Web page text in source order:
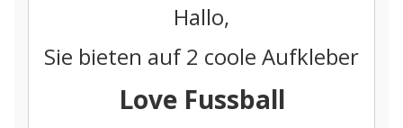
Hallo,
Sie bieten auf 2 coole Aufkleber
Love Fussball